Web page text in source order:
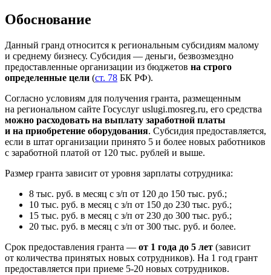
Обоснование
Данный гранд относится к региональным субсидиям малому
и среднему бизнесу. Субсидия — деньги, безвозмездно
предоставленные организации из бюджетов на строго
определенные цели (ст. 78 БК РФ).
Согласно условиям для получения гранта, размещенным
на региональном сайте Госуслуг uslugi.mosreg.ru, его средства
можно расходовать на выплату заработной платы
и на приобретение оборудования. Субсидия предоставляется,
если в штат организации принято 5 и более новых работников
с заработной платой от 120 тыс. рублей и выше.
Размер гранта зависит от уровня зарплаты сотрудника:
8 тыс. руб. в месяц с з/п от 120 до 150 тыс. руб.;
10 тыс. руб. в месяц с з/п от 150 до 230 тыс. руб.;
15 тыс. руб. в месяц с з/п от 230 до 300 тыс. руб.;
20 тыс. руб. в месяц с з/п от 300 тыс. руб. и более.
Срок предоставления гранта — от 1 года до 5 лет (зависит
от количества принятых новых сотрудников). На 1 год грант
предоставляется при приеме 5-20 новых сотрудников.